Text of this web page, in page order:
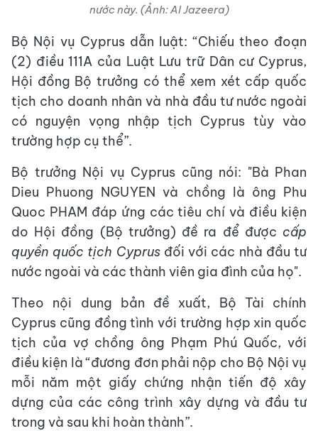
nước này. (Ảnh: Al Jazeera)
Bộ Nội vụ Cyprus dẫn luật: “Chiếu theo đoạn
(2) điều 111A của Luật Lưu trữ Dân cư Cyprus,
Hội đồng Bộ trưởng có thể xem xét cấp quốc
tịch cho doanh nhân và nhà đầu tư nước ngoài
có nguyện vọng nhập tịch Cyprus tùy vào
trường hợp cụ thể”.
Bộ trưởng Nội vụ Cyprus cũng nói: "Bà Phan
Dieu Phuong NGUYEN và chồng là ông Phu
Quoc PHAM đáp ứng các tiêu chí và điều kiện
do Hội đồng (Bộ trưởng) đề ra để được cấp
quyền quốc tịch Cyprusđối với các nhà đầu tư
nước ngoài và các thành viên gia đình của họ".
Theo nội dung bản đề xuất, Bộ Tài chính
Cyprus cũng đồng tình với trường hợp xin quốc
tịch của vợ chồng ông Phạm Phú Quốc, với
điều kiện là “đương đơn phải nộp cho Bộ Nội vụ
mỗi năm một giấy chứng nhận tiến độ xây
dựng của các công trình xây dựng và đầu tư
trong và sau khi hoàn thành”.